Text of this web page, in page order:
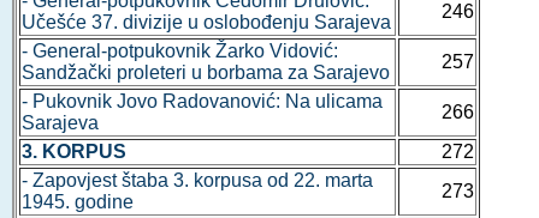
Učešće 37. divizije u oslobođenju Sarajeva
246
- General-potpukovnik Žarko Vidović:
Sandžački proleteri u borbama za Sarajevo
257
- Pukovnik Jovo Radovanović: Na ulicama
Sarajeva
266
3. KORPUS
272
- Zapovjest štaba 3. korpusa od 22. marta
1945. godine
273